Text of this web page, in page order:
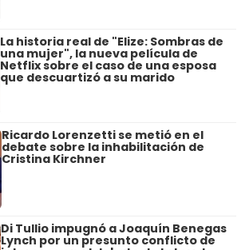
La historia real de "Elize: Sombras de
una mujer", la nueva película de
Netflix sobre el caso de una esposa
que descuartizó a su marido
Ricardo Lorenzetti se metió en el
debate sobre la inhabilitación de
Cristina Kirchner
Di Tullio impugnó a Joaquín Benegas
Lynch por un presunto conflicto de